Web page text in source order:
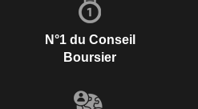
N°1 du Conseil
Boursier